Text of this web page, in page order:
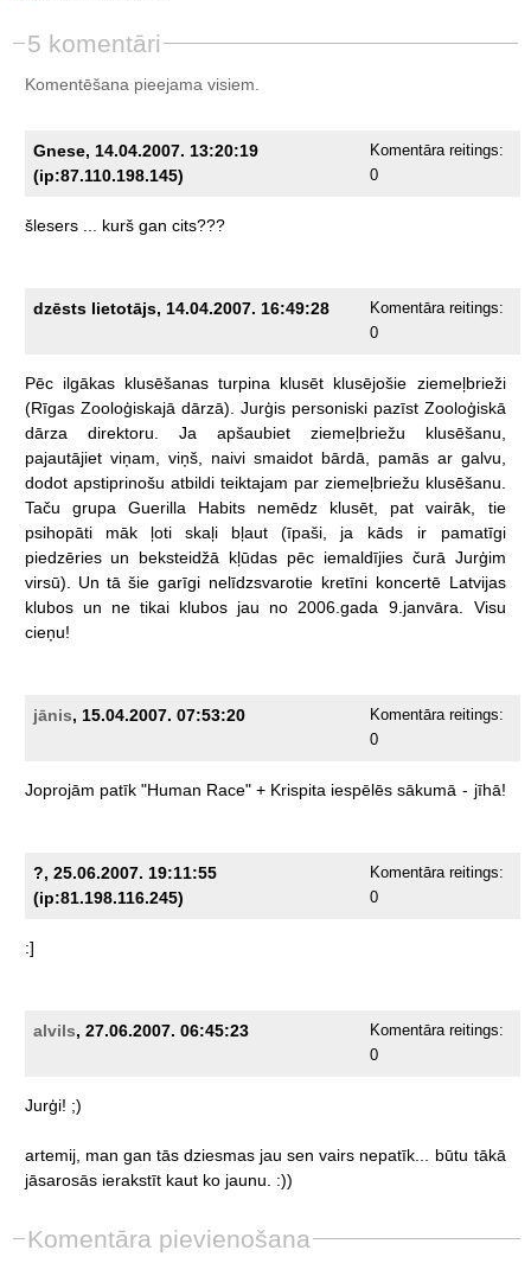
5 komentāri
Komentēšana pieejama visiem.
Gnese, 14.04.2007. 13:20:19
(ip:87.110.198.145)
Komentāra reitings:
0
šlesers kurš gan cits???
dzēsts lietotājs, 14.04.2007. 16:49:28
Komentāra reitings:
0
Pēc ilgākas klusēšanas turpina klusēt klusējošie ziemeļbrieži
(Rīgas Zooloģiskajā dārzā). Jurģis personiski pazīst Zooloģiskā
dārza
direktoru. Ja apšaubiet ziemeļbriežu
klusēšanu,
pajautājiet viņam, viņš, naivi smaidot bārdā, pamās ar galvu,
dodot apstiprinošu atbildi teiktajam par ziemeļbriežu klusēšanu.
Taču
grupa Guerilla Habits nemēdz klusēt, pat vairāk,
tie
psihopāti
māk ļoti skaļi bļaut (īpaši, ja kāds ir
pamatīgi
piedzēries un beksteidžā kļūdas pēc iemaldījies čurā Jurģim
virsū).
Un tā šie garīgi nelīdzsvarotie kretīni koncertē Latvijas
klubos un ne tikai klubos jau no 2006.gada 9.janvāra.
Visu
cieņu!
jānis, 15.04.2007. 07:53:20
Komentāra reitings:
0
Joprojām patīk "Human Race" + Krispita iespēlēs sākumā - jīhā!
?, 25.06.2007. 19:11:55
(ip:81.198.116.245)
Komentāra reitings:
0
:]
alvils, 27.06.2007. 06:45:23
Komentāra reitings:
0
Jurģi! ;)
artemij, man gan tās dziesmas jau sen vairs nepatīk... būtu tākā
jāsarosās ierakstīt kaut ko jaunu. :))
Komentāra pievienošana